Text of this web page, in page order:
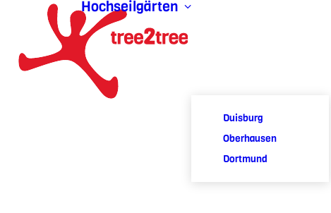
Hochseilgärten
Duisburg
Oberhausen
Dortmund